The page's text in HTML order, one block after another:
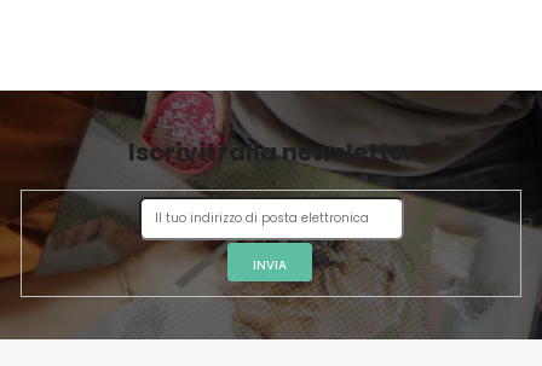
G
I
Iscriviti alla newsletter
INVIA